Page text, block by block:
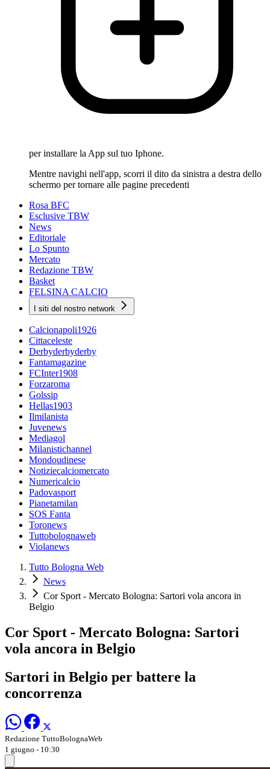
per installare la App sul tuo Iphone.
Mentre navighi nell'app, scorri il dito da sinistra a destra dello
schermo per tornare alle pagine precedenti
Rosa BFC
Esclusive TBW
News
Editoriale
Lo Spunto
Mercato
Redazione TBW
Basket
FELSINA CALCIO
I siti del nostro network
Calcionapoli1926
Cittaceleste
Derbyderbyderby
Fantamagazine
FCInter1908
Forzaroma
Golssip
Hellas1903
Ilmilanista
Juvenews
Mediagol
Milanistichannel
Mondoudinese
Notiziecalciomercato
Numericalcio
Padovasport
Pianetamilan
SOS Fanta
Toronews
Tuttobolognaweb
Violanews
Tutto Bologna Web
News
Cor Sport - Mercato Bologna: Sartori vola ancora in
Belgio
Cor Sport - Mercato Bologna: Sartori
vola ancora in Belgio
Sartori in Belgio per battere la
concorrenza
Redazione TuttoBolognaWeb
1 giugno - 10:30